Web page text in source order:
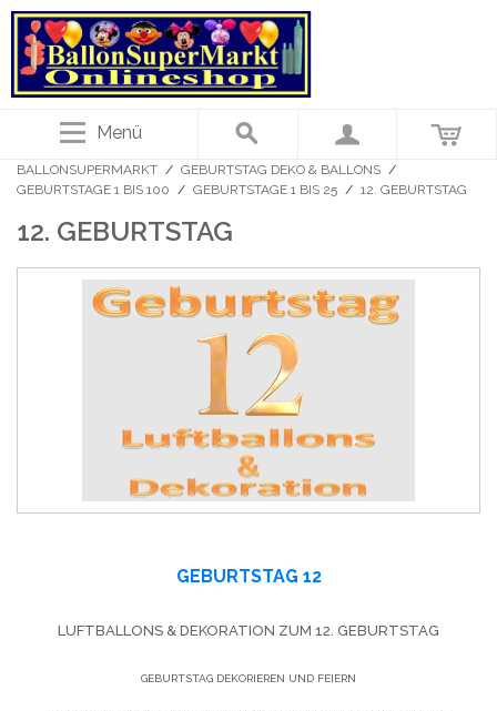
Menü
BALLONSUPERMARKT / GEBURTSTAG DEKO & BALLONS /
GEBURTSTAGE 1 BIS 100 / GEBURTSTAGE 1 BIS 25 / 12. GEBURTSTAG
12. GEBURTSTAG
GEBURTSTAG 12
LUFTBALLONS & DEKORATION ZUM 12. GEBURTSTAG
GEBURTSTAG DEKORIEREN UND FEIERN